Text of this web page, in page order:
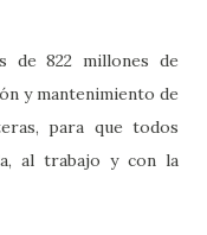
de 822 millones de
y mantenimiento de
para que todos
al trabajo y con la